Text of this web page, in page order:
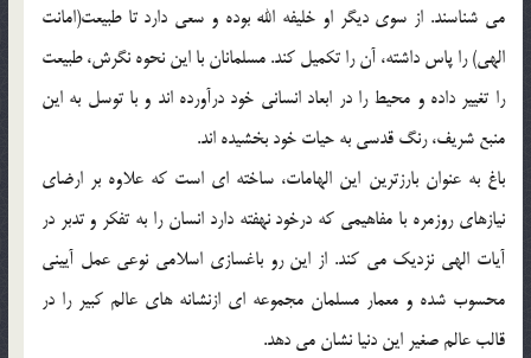
می شناسند. از سوی دیگر او خلیفه الله بوده و سعی دارد تا طبیعت(امانت
الهی) را پاس داشته، آن را تکمیل کند. مسلمانان با این نحوه نگرش، طبیعت
را تغییر داده و محیط را در ابعاد انسانی خود درآورده اند و با توسل به این
منبع شریف، رنگ قدسی به حیات خود بخشیده اند.
باغ به عنوان بارزترین این الهامات، ساخته ای است که علاوه بر ارضای
نیازهای روزمره با مفاهیمی که درخود نهفته دارد انسان را به تفکر و تدبر در
آیات الهی نزدیک می کند. از این رو باغسازی اسلامی نوعی عمل آیینی
محسوب شده و معمار مسلمان مجموعه ای ازنشانه های عالم کبیر را در
قالب عالم صغیر این دنیا نشان می دهد.